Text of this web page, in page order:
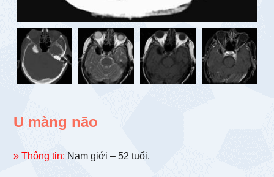
U màng não
» Thông tin: Nam giới – 52 tuổi.